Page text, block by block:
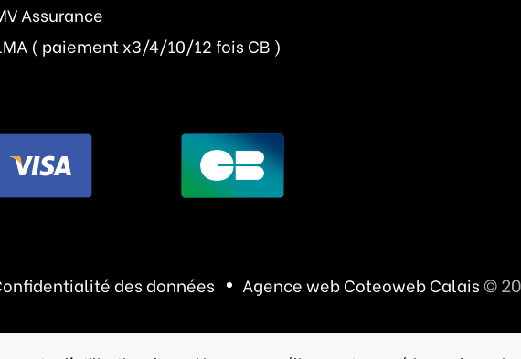
Assurance
( paiement x3/4/10/12 fois CB )
des données Agence web Coteoweb Calais©